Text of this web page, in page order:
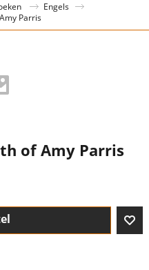
Engels
Parris
of Amy Parris